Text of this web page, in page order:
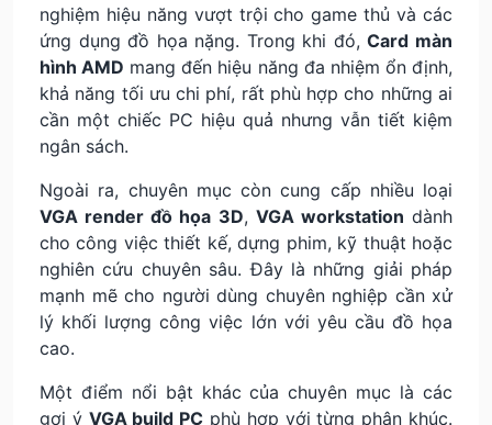
nghiệm hiệu năng vượt trội cho game thủ và các
ứng dụng đồ họa nặng. Trong khi đó,Card màn
hình AMD mang đến hiệu năng đa nhiệm ổn định,
khả năng tối ưu chi phí, rất phù hợp cho những ai
cần một chiếc PC hiệu quả nhưng vẫn tiết kiệm
ngân sách.
Ngoài ra, chuyên mục còn cung cấp nhiều loại
VGA render đồ họa 3D, VGA workstation dành
cho công việc thiết kế, dựng phim, kỹ thuật hoặc
nghiên cứu chuyên sâu. Đây là những giải pháp
mạnh mẽ cho người dùng chuyên nghiệp cần xử
lý khối lượng công việc lớn với yêu cầu đồ họa
cao.
Một điểm nổi bật khác của chuyên mục là các
gợi ý VGA build PC phù hợp với từng phân khúc.